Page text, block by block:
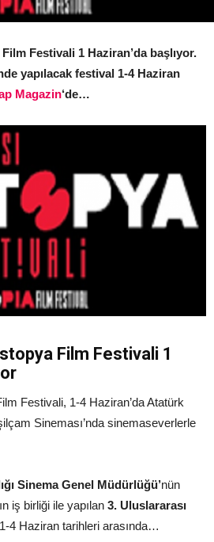
Festivali 1 Haziran’da başlıyor.
yapılacak festival 1-4 Haziran
Magazin‘de…
Film Festivali 1
Festivali, 1-4 Haziran’da Atatürk
Sineması’nda sinemaseverlerle
Sinema Genel Müdürlüğü’nün
iş birliği ile yapılan 3. Uluslararası
1-4 Haziran tarihleri arasında…